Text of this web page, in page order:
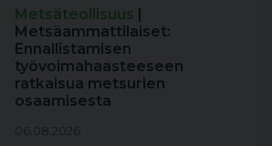
Metsäteollisuus
Metsäammattilaiset:
Ennallistamisen
työvoimahaasteeseen
ratkaisua metsurien
osaamisesta
06.08.2026